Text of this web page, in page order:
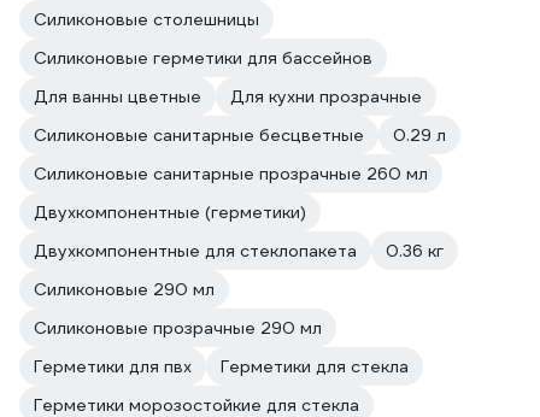
Силиконовые столешницы
Силиконовые герметики для бассейнов
Для ванны цветные
Для кухни прозрачные
Силиконовые санитарные бесцветные
0.29 л
Силиконовые санитарные прозрачные 260 мл
Двухкомпонентные (герметики)
Двухкомпонентные для стеклопакета
0.36 кг
Силиконовые 290 мл
Силиконовые прозрачные 290 мл
Герметики для пвх
Герметики для стекла
Герметики морозостойкие для стекла